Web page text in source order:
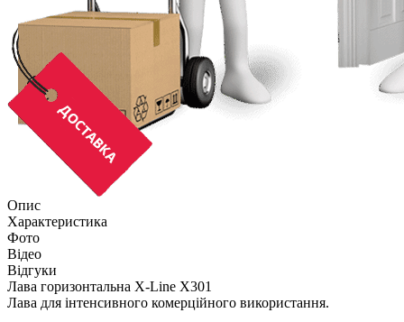
Опис
Характеристика
Фото
Відео
Відгуки
Лава горизонтальна X-Line X301
Лава для інтенсивного комерційного використання.